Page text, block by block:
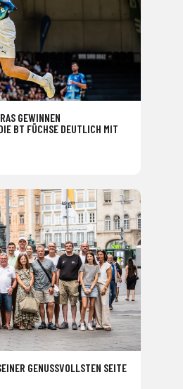
GEWINNEN
BT FÜCHSE DEUTLICH MIT
GENUSSVOLLSTEN SEITE